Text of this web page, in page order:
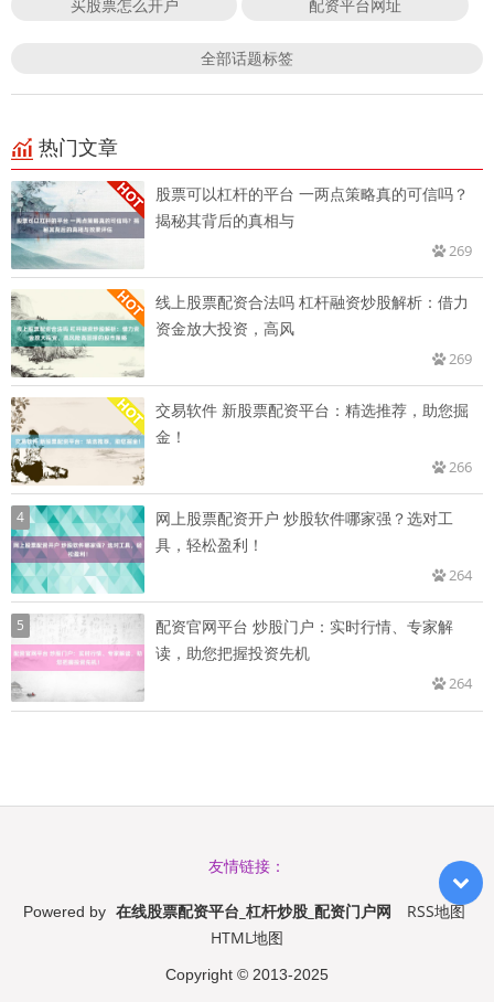
买股票怎么开户 配资平台网址
全部话题标签
热门文章
股票可以杠杆的平台 一两点策略真的可信吗？
揭秘其背后的真相与
269
线上股票配资合法吗 杠杆融资炒股解析：借力
资金放大投资，高风
269
交易软件 新股票配资平台：精选推荐，助您掘
金！
266
4
网上股票配资开户 炒股软件哪家强？选对工
具，轻松盈利！
264
5
配资官网平台 炒股门户：实时行情、专家解
读，助您把握投资先机
264
友情链接：
Powered by 在线股票配资平台_杠杆炒股_配资门户网
RSS地图
HTML地图
Copyright © 2013-2025